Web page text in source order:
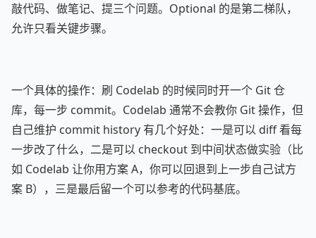
敲代码、做笔记、提三个问题。Optional 的是第二梯队，
允许只看关键步骤。
一个具体的操作：刷 Codelab 的时候同时开一个 Git 仓
库，每一步 commit。Codelab 通常不会教你 Git 操作，但
自己维护 commit history 有几个好处：一是可以 diff 看每
一步改了什么，二是可以 checkout 到中间状态做实验（比
如 Codelab 让你用方案 A，你可以回退到上一步自己试方
案 B），三是最后留一个可以参考的代码基底。